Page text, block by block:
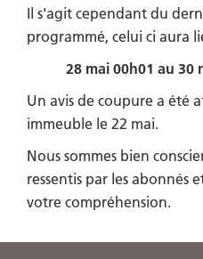
Il s'agit cependant du
programmé, celui ci aura
28 mai 00h01 au 30
Un avis de coupure a été
immeuble le 22 mai.
Nous sommes bien
ressentis par les abonnés
votre compréhension.